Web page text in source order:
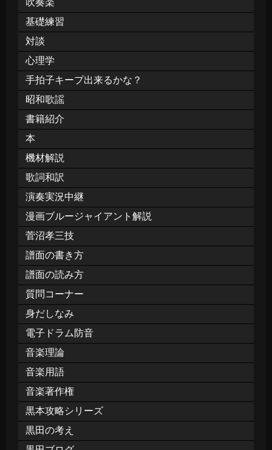
基礎練習
対談
心理学
手拍子キープ出来るかな？
昭和歌謡
書籍紹介
本
機材解説
歌詞和訳
演奏実況中継
漫画ブルージャイアント解説
菅沼孝三技
譜面の書き方
譜面の読み方
質問コーナー
身だしなみ
電子ドラム防音
音楽理論
音楽用語
音楽著作権
黒本攻略シリーズ
黒田の考え